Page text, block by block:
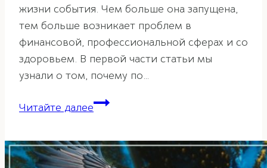
жизни события. Чем больше она запущена,
тем больше возникает проблем в
финансовой, профессиональной сферах и со
здоровьем. В первой части статьи мы
узнали о том, почему по…
Читайте далееВлияние
дом